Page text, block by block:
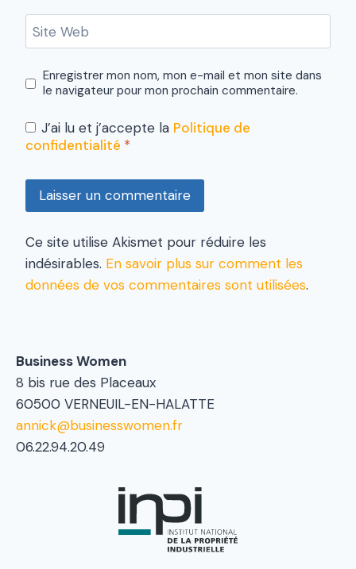
Site Web
Enregistrer mon nom, mon e-mail et mon site dans
le navigateur pour mon prochain commentaire.
J’ai lu et j’accepte la Politique de
confidentialité *
Ce site utilise Akismet pour réduire les
indésirables. En savoir plus sur comment les
données de vos commentaires sont utilisées.
Business Women
8 bis rue des Placeaux
60500 VERNEUIL-EN-HALATTE
annick@businesswomen.fr
06.22.94.20.49